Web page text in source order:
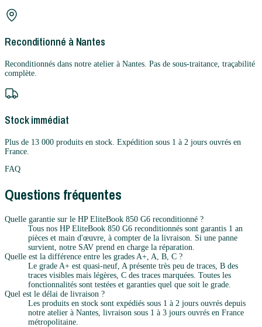
Reconditionné à Nantes
Reconditionnés dans notre atelier à Nantes. Pas de sous-traitance, traçabilité
complète.
Stock immédiat
Plus de 13 000 produits en stock. Expédition sous 1 à 2 jours ouvrés en
France.
FAQ
Questions fréquentes
Quelle garantie sur le HP EliteBook 850 G6 reconditionné ?
Tous nos HP EliteBook 850 G6 reconditionnés sont garantis 1 an
pièces et main d'œuvre, à compter de la livraison. Si une panne
survient, notre SAV prend en charge la réparation.
Quelle est la différence entre les grades A+, A, B, C ?
Le grade A+ est quasi-neuf, A présente très peu de traces, B des
traces visibles mais légères, C des traces marquées. Toutes les
fonctionnalités sont testées et garanties quel que soit le grade.
Quel est le délai de livraison ?
Les produits en stock sont expédiés sous 1 à 2 jours ouvrés depuis
notre atelier à Nantes, livraison sous 1 à 3 jours ouvrés en France
métropolitaine.